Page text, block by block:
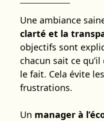
Une ambiance
clarté et la
objectifs sont
chacun sait ce
le fait. Cela évite
frustrations.
Un manager à